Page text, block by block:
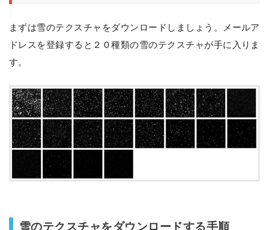
まずは雪のテクスチャをダウンロードしましょう。メールア
ドレスを登録すると２０種類の雪のテクスチャが手に入りま
す。
雪のテクスチャをダウンロードする手順